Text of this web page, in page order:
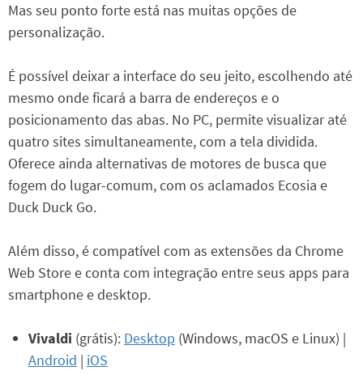
Mas seu ponto forte está nas muitas opções de
personalização.
É possível deixar a interface do seu jeito, escolhendo até
mesmo onde ficará a barra de endereços e o
posicionamento das abas. No PC, permite visualizar até
quatro sites simultaneamente, com a tela dividida.
Oferece ainda alternativas de motores de busca que
fogem do lugar-comum, com os aclamados Ecosia e
Duck Duck Go.
Além disso, é compatível com as extensões da Chrome
Web Store e conta com integração entre seus apps para
smartphone e desktop.
Vivaldi (grátis): Desktop (Windows, macOS e Linux) |
Android | iOS